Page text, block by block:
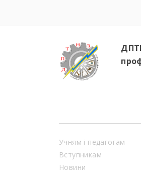
Учням і педагогам
Вступникам
Новини